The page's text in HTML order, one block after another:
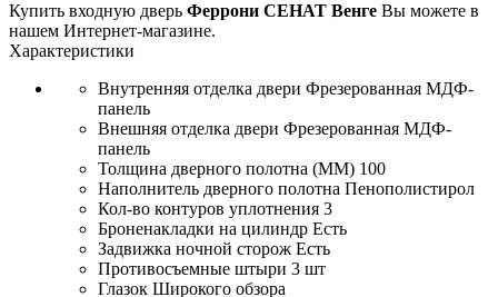
Купить входную дверь Феррони СЕНАТ Венге Вы можете в
нашем Интернет-магазине.
Характеристики
Внутренняя отделка двери Фрезерованная МДФ-
панель
Внешняя отделка двери Фрезерованная МДФ-
панель
Толщина дверного полотна (ММ) 100
Наполнитель дверного полотна Пенополистирол
Кол-во контуров уплотнения 3
Броненакладки на цилиндр Есть
Задвижка ночной сторож Есть
Противосъемные штыри 3 шт
Глазок Широкого обзора